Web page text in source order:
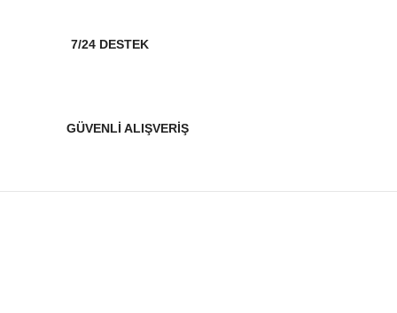
7/24 DESTEK
GÜVENLİ ALIŞVERİŞ